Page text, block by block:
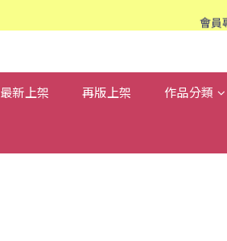
歡迎
會員
歡迎
最新上架 再版上架 作品分類